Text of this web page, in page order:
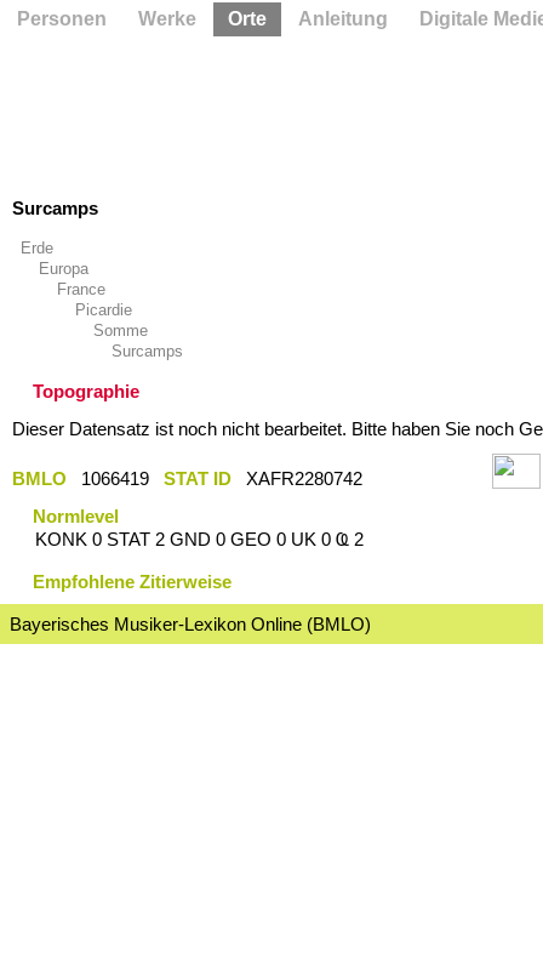
Surcamps
Erde
Europa
France
Picardie
Somme
Surcamps
Topographie
Dieser Datensatz ist noch nicht bearbeitet. Bitte haben Sie noch
BMLO 1066419 STAT ID
XAFR2280742
Normlevel
KONK 0 STAT 2 GND 0 GEO 0 UK 0 Ҩ 2
Empfohlene Zitierweise
Bayerisches Musiker-Lexikon Online (BMLO)
Personen Werke Orte Anleitung Digitale